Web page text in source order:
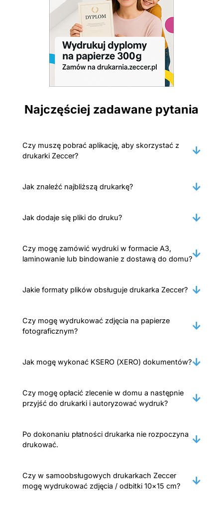
Najczęściej zadawane pytania
Czy muszę pobrać aplikację, aby skorzystać z
drukarki Zeccer?
Jak znaleźć najbliższą drukarkę?
Jak dodaje się pliki do druku?
Czy mogę zamówić wydruki w formacie A3,
laminowanie lub bindowanie z dostawą do domu?
Jakie formaty plików obsługuje drukarka Zeccer?
Czy mogę wydrukować zdjęcia na papierze
fotograficznym?
Jak mogę wykonać KSERO (XERO) dokumentów?
Czy mogę opłacić zlecenie w domu a następnie
przyjść do drukarki i autoryzować wydruk?
Po dokonaniu płatności drukarka nie rozpoczyna
drukować.
Czy w samoobsługowych drukarkach Zeccer
mogę wydrukować zdjęcia / odbitki 10×15 cm?